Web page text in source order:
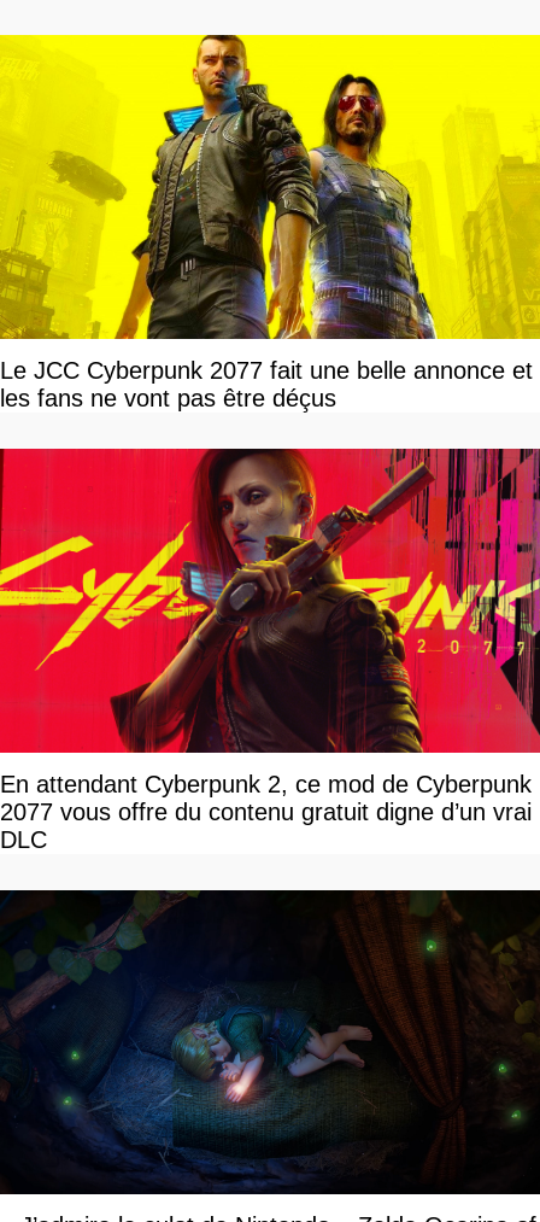
Le JCC Cyberpunk 2077 fait une belle annonce et
les fans ne vont pas être déçus
En attendant Cyberpunk 2, ce mod de Cyberpunk
2077 vous offre du contenu gratuit digne d’un vrai
DLC